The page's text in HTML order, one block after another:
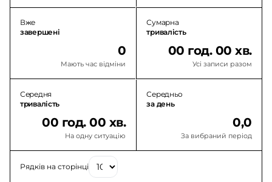
Вже
завершені
0
Мають час відміни
Сумарна
тривалість
00 год. 00 хв.
Усі записи разом
Середня
тривалість
00 год. 00 хв.
На одну ситуацію
Середньо
за день
0,0
За вибраний період
Рядків на сторінці